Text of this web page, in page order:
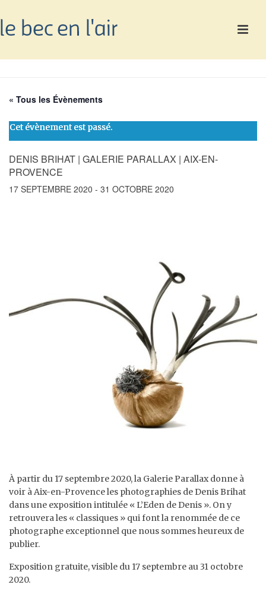
« Tous les Évènements
Cet évènement est passé.
DENIS BRIHAT | GALERIE PARALLAX | AIX-EN-
PROVENCE
17 SEPTEMBRE 2020 - 31 OCTOBRE 2020
À partir du 17 septembre 2020, la Galerie Parallax donne à
voir à Aix-en-Provence les photographies de Denis Brihat
dans une exposition intitulée « L’Eden de Denis ». On y
retrouvera les « classiques » qui font la renommée de ce
photographe exceptionnel que nous sommes heureux de
publier.
Exposition gratuite, visible du 17 septembre au 31 octobre
2020.